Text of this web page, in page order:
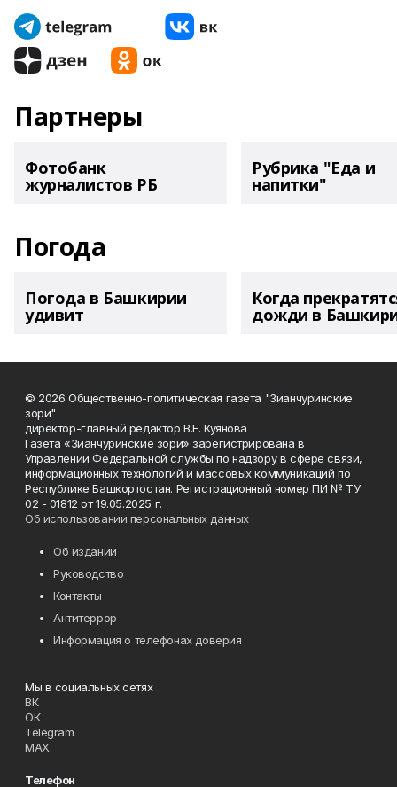
Партнеры
Фотобанк
журналистов РБ
Рубрика "Еда и
напитки"
Погода
Погода в Башкирии
удивит
Когда
дожди в
© 2026 Общественно-политическая газета "Зианчуринские
зори"
директор-главный редактор В.Е. Куянова
Газета «Зианчуринские зори» зарегистрирована в
Управлении Федеральной службы по надзору в сфере связи,
информационных технологий и массовых коммуникаций по
Республике Башкортостан. Регистрационный номер ПИ № ТУ
02 - 01812 от 19.05.2025 г.
Об использовании персональных данных
Об издании
Руководство
Контакты
Антитеррор
Информация о телефонах доверия
Мы в социальных сетях
ВК
ОК
Telegram
MAX
Телефон